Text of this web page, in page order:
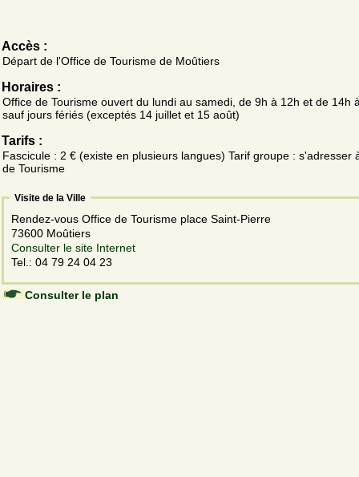
Accès :
Départ de l'Office de Tourisme de Moûtiers
Horaires :
Office de Tourisme ouvert du lundi au samedi, de 9h à 12h et de 14h
sauf jours fériés (exceptés 14 juillet et 15 août)
Tarifs :
Fascicule : 2 € (existe en plusieurs langues) Tarif groupe : s'adresser
de Tourisme
Visite de la Ville
Rendez-vous Office de Tourisme place Saint-Pierre
73600 Moûtiers
Consulter le site Internet
Tel.: 04 79 24 04 23
Consulter le plan